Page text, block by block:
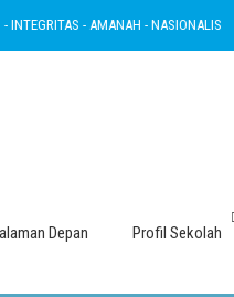
- AMANAH - NASIONALIS
Depan Profil Sekolah